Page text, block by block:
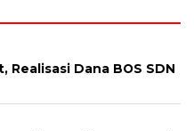
Realisasi Dana BOS SDN